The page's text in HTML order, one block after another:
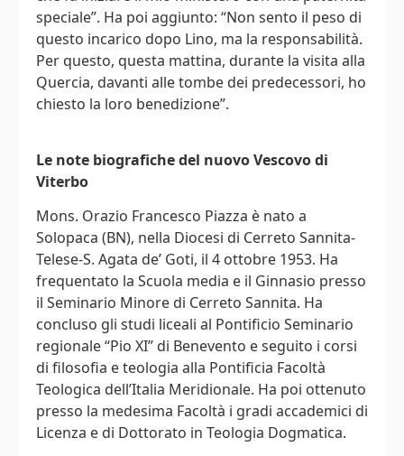
speciale”. Ha poi aggiunto: “Non sento il peso di
questo incarico dopo Lino, ma la responsabilità.
Per questo, questa mattina, durante la visita alla
Quercia, davanti alle tombe dei predecessori, ho
chiesto la loro benedizione”.
Le note biografiche del nuovo Vescovo di
Viterbo
Mons. Orazio Francesco Piazza è nato a
Solopaca (BN), nella Diocesi di Cerreto Sannita-
Telese-S. Agata de’ Goti, il 4 ottobre 1953. Ha
frequentato la Scuola media e il Ginnasio presso
il Seminario Minore di Cerreto Sannita. Ha
concluso gli studi liceali al Pontificio Seminario
regionale “Pio XI” di Benevento e seguito i corsi
di filosofia e teologia alla Pontificia Facoltà
Teologica dell’Italia Meridionale. Ha poi ottenuto
presso la medesima Facoltà i gradi accademici di
Licenza e di Dottorato in Teologia Dogmatica.